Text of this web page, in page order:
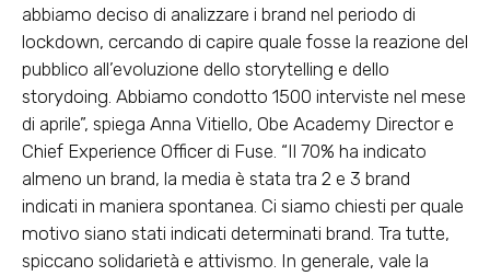
abbiamo deciso di analizzare i brand nel periodo di
lockdown, cercando di capire quale fosse la reazione del
pubblico all’evoluzione dello storytelling e dello
storydoing. Abbiamo condotto 1500 interviste nel mese
di aprile”, spiega Anna Vitiello, Obe Academy Director e
Chief Experience Officer di Fuse. “Il 70% ha indicato
almeno un brand, la media è stata tra 2 e 3 brand
indicati in maniera spontanea. Ci siamo chiesti per quale
motivo siano stati indicati determinati brand. Tra tutte,
spiccano solidarietà e attivismo. In generale, vale la